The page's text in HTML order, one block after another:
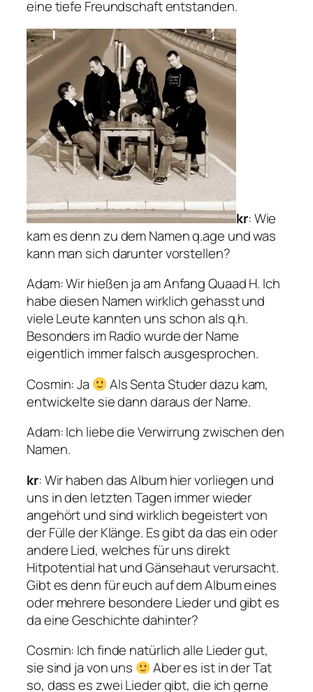
eine tiefe Freundschaft entstanden.
kr: Wie
kam es denn zu dem Namen q.age und was
kann man sich darunter vorstellen?
Adam: Wir hießen ja am Anfang Quaad H. Ich
habe diesen Namen wirklich gehasst und
viele Leute kannten uns schon als q.h.
Besonders im Radio wurde der Name
eigentlich immer falsch ausgesprochen.
Cosmin: Ja
Als Senta Studer dazu kam,
entwickelte sie dann daraus der Name.
Adam: Ich liebe die Verwirrung zwischen den
Namen.
kr: Wir haben das Album hier vorliegen und
uns in den letzten Tagen immer wieder
angehört und sind wirklich begeistert von
der Fülle der Klänge. Es gibt da das ein oder
andere Lied, welches für uns direkt
Hitpotential hat und Gänsehaut verursacht.
Gibt es denn für euch auf dem Album eines
oder mehrere besondere Lieder und gibt es
da eine Geschichte dahinter?
Cosmin: Ich finde natürlich alle Lieder gut,
sie sind ja von uns
Aber es ist in der Tat
so, dass es zwei Lieder gibt, die ich gerne